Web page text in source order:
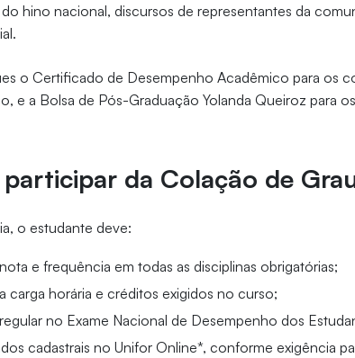
hino nacional, discursos de representantes da
o Certificado de Desempenho Acadêmico para os
e a Bolsa de Pós-Graduação Yolanda Queiroz para
da Colação de
o estudante deve:
e frequência em todas as disciplinas obrigatórias;
carga horária e créditos exigidos no curso;
no Exame Nacional de Desempenho dos
cadastrais no Unifor Online*, conforme exigência